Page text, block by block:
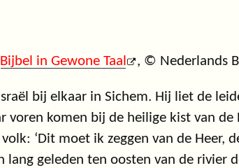
Bijbel in Gewone Taal , © Nederlands
bij elkaar in Sichem. Hij liet de
voren komen bij de heilige kist van de
‘Dit moet ik zeggen van de Heer,
geleden ten oosten van de rivier